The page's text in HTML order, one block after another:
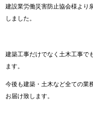
建設業労働災害防止協会様より
しました。
建築工事だけでなく土木工事で
ます。
今後も建築・土木など全ての業
お届け致します。